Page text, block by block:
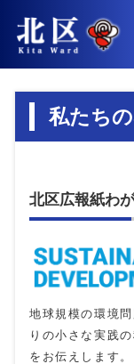
私たち
北区広報紙わ
地球規模の環境
りの小さな実践
をお伝えします。